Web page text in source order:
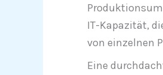
IT-Kapazität,
von einzelnen
Eine